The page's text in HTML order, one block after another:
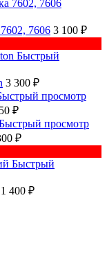
7606 3 100 ₽
Быстрый
3 300 ₽
просмотр
₽
просмотр
₽
Быстрый
1 400 ₽